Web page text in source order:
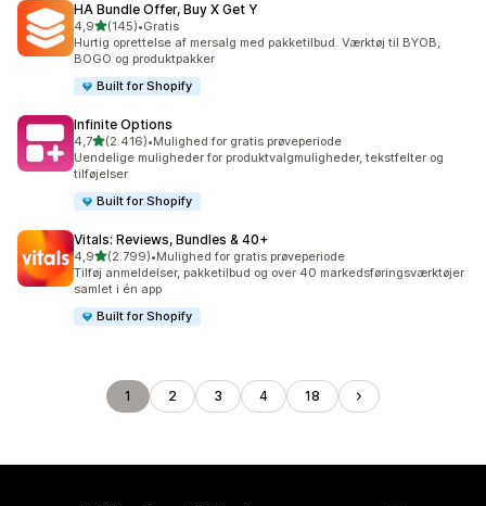
HA Bundle Offer, Buy X Get Y
4,9ud af 5 stjerner
(145)
145 anmeldelser i alt
•Gratis
Hurtig oprettelse af mersalg med pakketilbud. Værktøj til BYOB,
BOGO og produktpakker
Built for Shopify
Infinite Options
4,7ud af 5 stjerner
(2.416)
2416 anmeldelser i alt
•Mulighed for gratis prøveperiode
Uendelige muligheder for produktvalgmuligheder, tekstfelter og
tilføjelser
Built for Shopify
Vitals: Reviews, Bundles & 40+
4,9ud af 5 stjerner
(2.799)
2799 anmeldelser i alt
•Mulighed for gratis prøveperiode
Tilføj anmeldelser, pakketilbud og over 40 markedsføringsværktøjer
samlet i én app
Built for Shopify
1 2 3 4 18